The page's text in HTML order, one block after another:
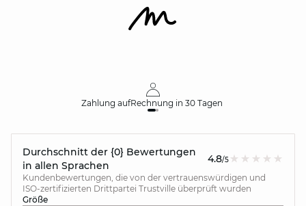
Zahlung aufRechnung in 30 Tagen
Durchschnitt der {0} Bewertungen
in allen Sprachen
4.8/5
Kundenbewertungen, die von der vertrauenswürdigen und
ISO-zertifizierten Drittpartei Trustville überprüft wurden
Größe